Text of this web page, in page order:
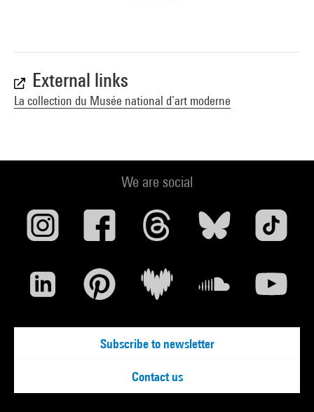
External links
La collection du Musée national d’art moderne
We are social
Subscribe to newsletter
Contact us